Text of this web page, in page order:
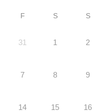
F S S
31 1 2
7 8 9
14 15 16